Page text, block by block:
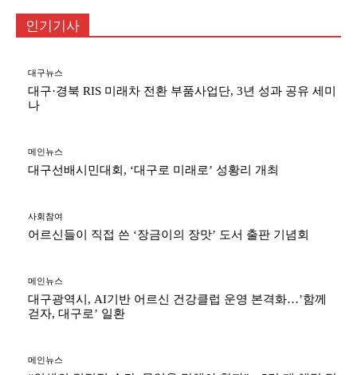
인기기사
대구뉴스
대구·경북 RIS 미래차 전환 부품사업단, 3년 성과 공유 세미
나
메인뉴스
대구선배시민대회, ‘대구로 미래로’ 성황리 개최
사회참여
어르신들이 직접 쓴 ‘장금이의 장맛’ 도서 출판 기념회
메인뉴스
대구광역시, AI기반 어르신 건강클럽 운영 본격화…’함께
걷자, 대구로’ 일환
메인뉴스